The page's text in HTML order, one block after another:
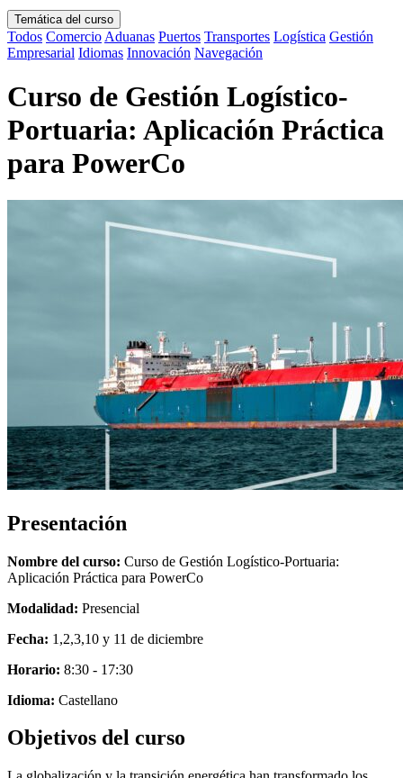
Temática del curso
Todos Comercio Aduanas Puertos Transportes Logística Gestión
Empresarial Idiomas Innovación Navegación
Curso de Gestión Logístico-
Portuaria: Aplicación Práctica
para PowerCo
Presentación
Nombre del curso: Curso de Gestión Logístico-Portuaria:
Aplicación Práctica para PowerCo
Modalidad: Presencial
Fecha: 1,2,3,10 y 11 de diciembre
Horario: 8:30 - 17:30
Idioma: Castellano
Objetivos del curso